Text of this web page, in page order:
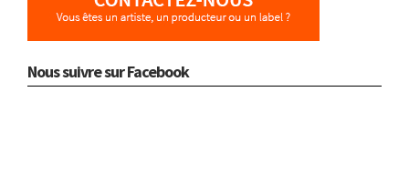
Nous suivre sur Facebook